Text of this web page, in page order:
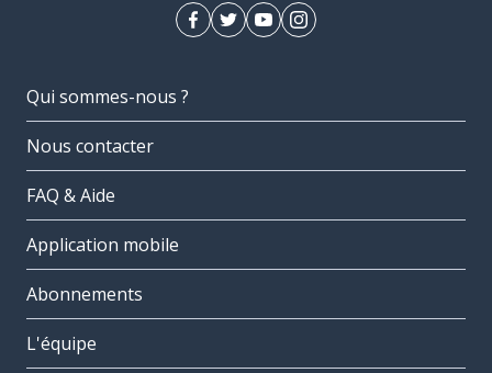
Qui sommes-nous ?
Nous contacter
FAQ & Aide
Application mobile
Abonnements
L'équipe